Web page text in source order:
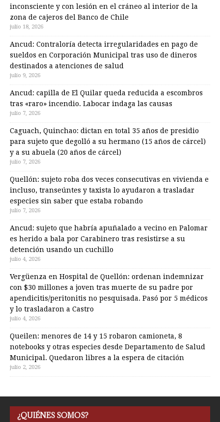
inconsciente y con lesión en el cráneo al interior de la
zona de cajeros del Banco de Chile
julio 18, 2026
Ancud: Contraloría detecta irregularidades en pago de
sueldos en Corporación Municipal tras uso de dineros
destinados a atenciones de salud
julio 9, 2026
Ancud: capilla de El Quilar queda reducida a escombros
tras «raro» incendio. Labocar indaga las causas
julio 7, 2026
Caguach, Quinchao: dictan en total 35 años de presidio
para sujeto que degolló a su hermano (15 años de cárcel)
y a su abuela (20 años de cárcel)
julio 7, 2026
Quellón: sujeto roba dos veces consecutivas en vivienda e
incluso, transeúntes y taxista lo ayudaron a trasladar
especies sin saber que estaba robando
julio 7, 2026
Ancud: sujeto que habría apuñalado a vecino en Palomar
es herido a bala por Carabinero tras resistirse a su
detención usando un cuchillo
julio 4, 2026
Vergüenza en Hospital de Quellón: ordenan indemnizar
con $30 millones a joven tras muerte de su padre por
apendicitis/peritonitis no pesquisada. Pasó por 5 médicos
y lo trasladaron a Castro
julio 4, 2026
Queilen: menores de 14 y 15 robaron camioneta, 8
notebooks y otras especies desde Departamento de Salud
Municipal. Quedaron libres a la espera de citación
julio 2, 2026
¿QUIÉNES SOMOS?